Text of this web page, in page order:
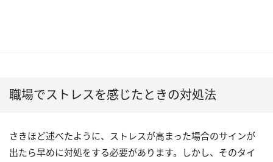
職場でストレスを感じたときの対処法
さきほど述べたように、ストレスが高まった場合のサインが
出たら早めに対処をする必要があります。しかし、そのタイ